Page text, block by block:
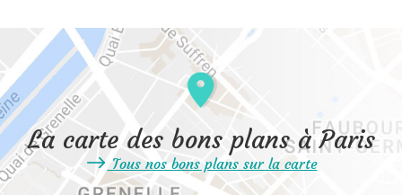
La carte des bons plans à Paris
Tous nos bons plans sur la carte